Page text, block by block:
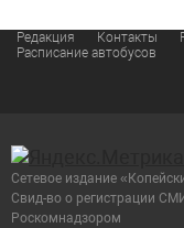
Редакция Контакты
Расписание автобусов
Сетевое издание
Cвид-во о регистрации
Роскомнадзором